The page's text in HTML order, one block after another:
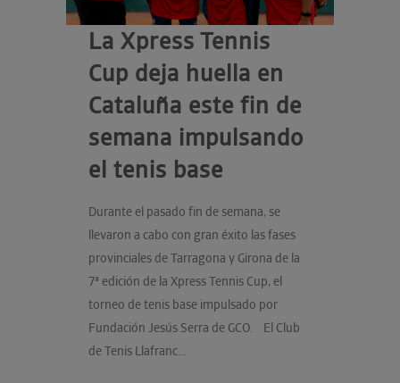
La Xpress Tennis
Cup deja huella en
Cataluña este fin de
semana impulsando
el tenis base
Durante el pasado fin de semana, se
llevaron a cabo con gran éxito las fases
provinciales de Tarragona y Girona de la
7ª edición de la Xpress Tennis Cup, el
torneo de tenis base impulsado por
Fundación Jesús Serra de GCO. El Club
de Tenis Llafranc...